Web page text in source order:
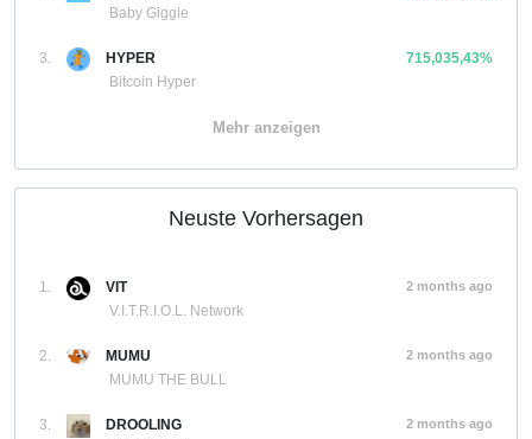
Baby Giggle
3.
HYPER
Bitcoin Hyper
715,035,43%
Mehr anzeigen
Neuste Vorhersagen
1.
VIT
V.I.T.R.I.O.L. Network
2 months ago
2.
MUMU
MUMU THE BULL
2 months ago
3.
DROOLING
2 months ago